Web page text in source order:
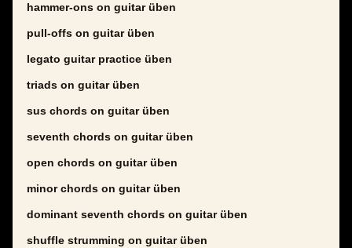
hammer-ons on guitar üben
pull-offs on guitar üben
legato guitar practice üben
triads on guitar üben
sus chords on guitar üben
seventh chords on guitar üben
open chords on guitar üben
minor chords on guitar üben
dominant seventh chords on guitar üben
shuffle strumming on guitar üben